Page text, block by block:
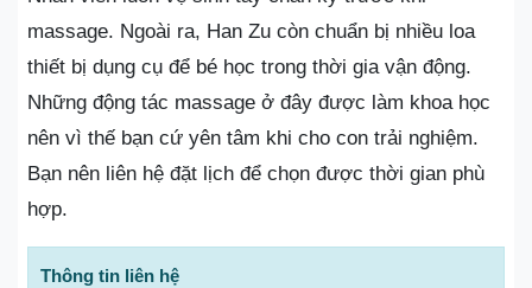
massage. Ngoài ra, Han Zu còn chuẩn bị nhiều loa
thiết bị dụng cụ để bé học trong thời gia vận động.
Những động tác massage ở đây được làm khoa học
nên vì thế bạn cứ yên tâm khi cho con trải nghiệm.
Bạn nên liên hệ đặt lịch để chọn được thời gian phù
hợp.
Thông tin liên hệ